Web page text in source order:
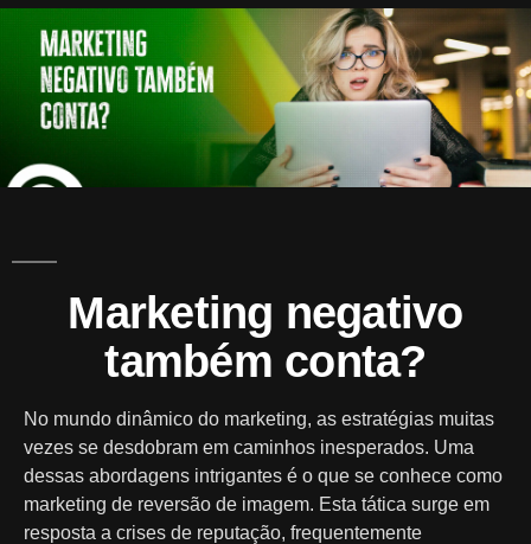
Marketing negativo
também conta?
No mundo dinâmico do marketing, as estratégias muitas
vezes se desdobram em caminhos inesperados. Uma
dessas abordagens intrigantes é o que se conhece como
marketing de reversão de imagem. Esta tática surge em
resposta a crises de reputação, frequentemente